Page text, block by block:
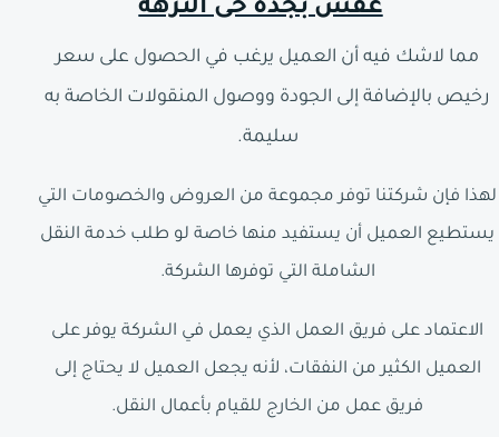
عفش بجدة حى النزهة
مما لاشك فيه أن العميل يرغب في الحصول على سعر
رخيص بالإضافة إلى الجودة ووصول المنقولات الخاصة به
سليمة.
لهذا فإن شركتنا توفر مجموعة من العروض والخصومات التي
يستطيع العميل أن يستفيد منها خاصة لو طلب خدمة النقل
الشاملة التي توفرها الشركة.
الاعتماد على فريق العمل الذي يعمل في الشركة يوفر على
العميل الكثير من النفقات، لأنه يجعل العميل لا يحتاج إلى
فريق عمل من الخارج للقيام بأعمال النقل.